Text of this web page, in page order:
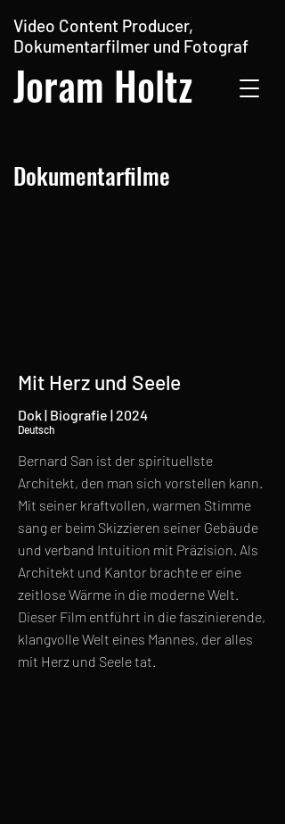
Video Content Producer,
Dokumentarfilmer und Fotograf
Joram Holtz
Dokumentarfilme
Mit Herz und Seele
Dok | Biografie | 2024
Deutsch
Bernard San ist der spirituellste
Architekt, den man sich vorstellen kann.
Mit seiner kraftvollen, warmen Stimme
sang er beim Skizzieren seiner Gebäude
und verband Intuition mit Präzision. Als
Architekt und Kantor brachte er eine
zeitlose Wärme in die moderne Welt.
Dieser Film entführt in die faszinierende,
klangvolle Welt eines Mannes, der alles
mit Herz und Seele tat.